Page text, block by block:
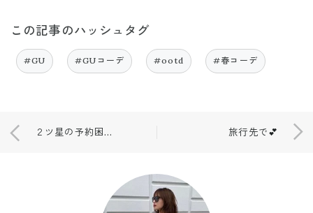
この記事のハッシュタグ
#GU #GUコーデ #ootd #春コーデ
２ツ星の予約困難のお店😳🍴 旅行先で💕